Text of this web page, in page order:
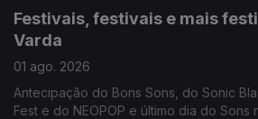
Festivais, festivais e mais
Varda
01 ago. 2026
Antecipação do Bons Sons, do Sonic
Fest e do NEOPOP e último dia do Sons